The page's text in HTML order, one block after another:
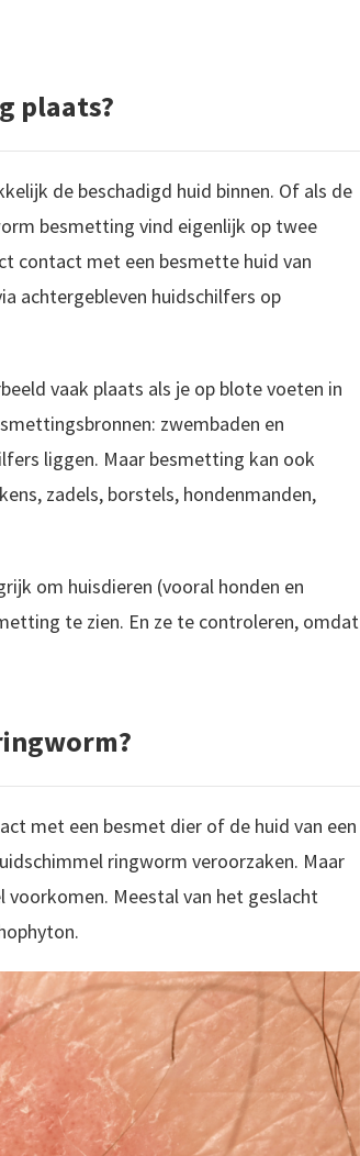
plaats?
de beschadigd huid binnen. Of als de
besmetting vind eigenlijk op twee
contact met een besmette huid van
achtergebleven huidschilfers op
vaak plaats als je op blote voeten in
zwembaden en
liggen. Maar besmetting kan ook
zadels, borstels, hondenmanden,
om huisdieren (vooral honden en
te zien. En ze te controleren, omdat
met een besmet dier of de huid van een
ringworm veroorzaken. Maar
voorkomen. Meestal van het geslacht